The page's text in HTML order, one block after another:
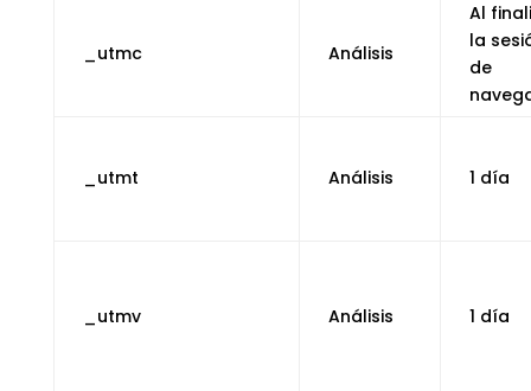
_utmc Análisis
Al
la
de
_utmt Análisis 1 día
_utmv Análisis 1 día